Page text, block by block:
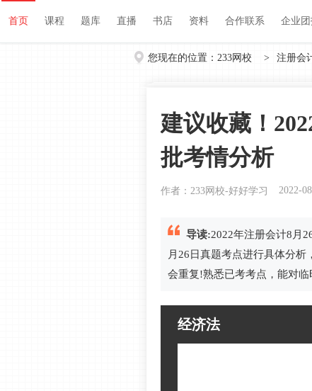
首页 课程 题库 直播 书店 资料
首页 课程 题库 直播 书店 资料 合作联系 企业团
您现在的位置： 233网校 > 注册会
建议收藏！
批考情分析
作者：233网校-好好学习 2022-
导读:2022年注册会计8月
月26日真题考点进行具体分
会重复!熟悉已考考点，能对临
经济法